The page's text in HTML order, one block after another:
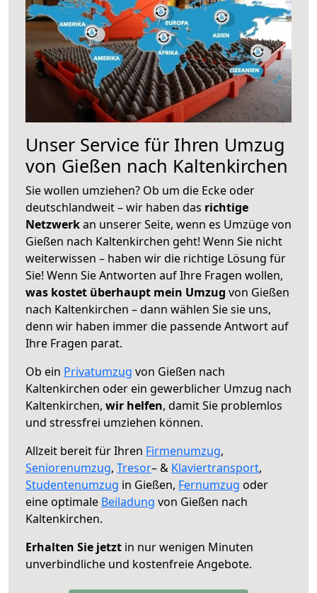
Unser Service für Ihren Umzug
von Gießen nach Kaltenkirchen
Sie wollen umziehen? Ob um die Ecke oder
deutschlandweit – wir haben das richtige
Netzwerkan unserer Seite, wenn es Umzüge von
Gießen nach Kaltenkirchen geht! Wenn Sie nicht
weiterwissen – haben wir die richtige Lösung für
Sie! Wenn Sie Antworten auf Ihre Fragen wollen,
was kostet überhaupt mein Umzug von Gießen
nach Kaltenkirchen – dann wählen Sie sie uns,
denn wir haben immer die passende Antwort auf
Ihre Fragen parat.
Ob ein Privatumzug von Gießen nach
Kaltenkirchen oder ein gewerblicher Umzug nach
Kaltenkirchen, wir helfen, damit Sie problemlos
und stressfrei umziehen können.
Allzeit bereit für Ihren Firmenumzug,
Seniorenumzug, Tresor– & Klaviertransport,
Studentenumzug in Gießen, Fernumzug oder
eine optimale Beiladung von Gießen nach
Kaltenkirchen.
Erhalten Sie jetzt in nur wenigen Minuten
unverbindliche und kostenfreie Angebote.